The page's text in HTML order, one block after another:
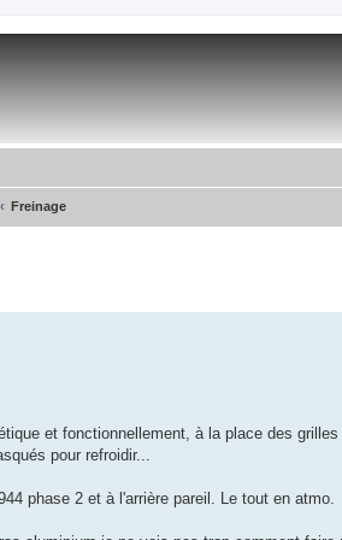
Freinage
et fonctionnellement, à la place des
pour refroidir...
phase 2 et à l'arrière pareil. Le tout en atmo.